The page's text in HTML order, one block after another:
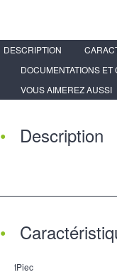
DESCRIPTION
DOCUMENTATIONS
VOUS AIMEREZ AUSSI
Description
tPiec